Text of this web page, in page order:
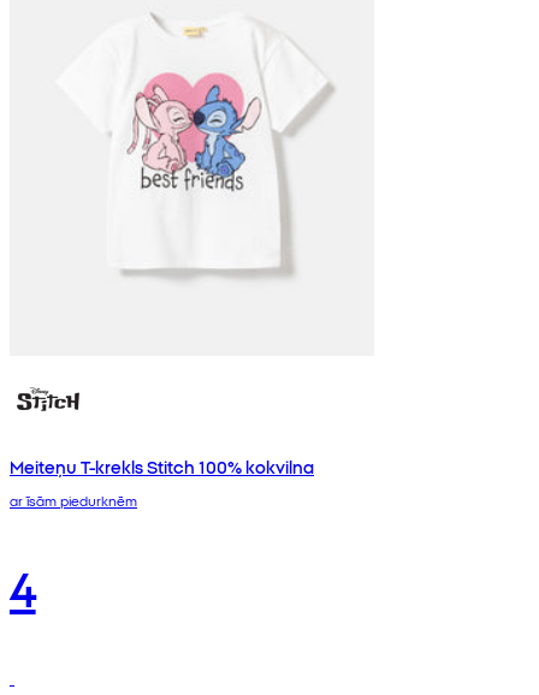
Meiteņu T-krekls Stitch 100% kokvilna
ar īsām piedurknēm
4